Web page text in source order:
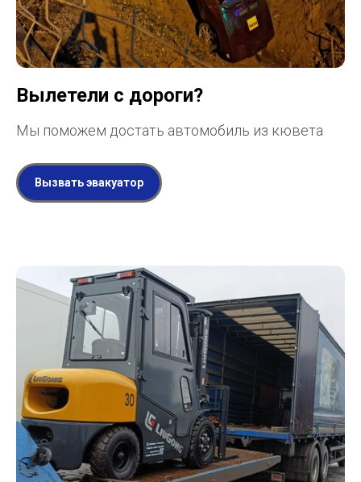
Вылетели с дороги?
Мы поможем достать автомобиль из кювета
Вызвать эвакуатор